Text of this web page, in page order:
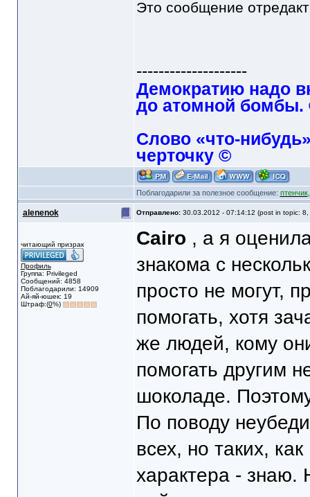
Это сообщение
--------------------
Демократию надо
до атомной бомбы.
Слово «что-
черточку ©
Поблагодарили за полезное сообщение: птенчик
alenenok Отправлено: 30.03.2012 - 07:14:12 (post in topic: 8,
читающий призрак
Профиль
Группа: Privileged
Сообщений: 4858
Поблагодарили: 14909
Ай-яй-юшек: 19
Штраф:(0%)
Cairo , а я
знакома с
просто не могут,
помогать, хотя
же людей, кому
помогать другим
шоколаде.
По поводу
всех, но таких,
характера - знаю.